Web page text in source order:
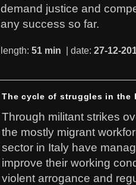
demand justice and
any success so far.
length: 51 min | date: 27-12-
The cycle of struggles in
Through militant strikes
the mostly migrant
sector in Italy have
improve their working
violent arrogance and